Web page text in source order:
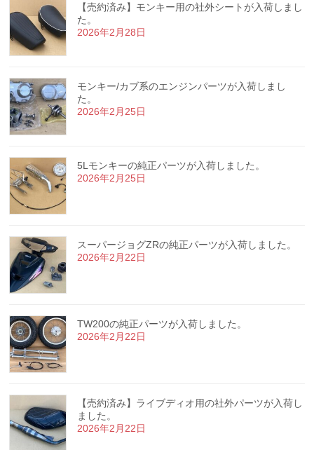
【売約済み】モンキー用の社外シートが入荷しまし
た。
2026年2月28日
モンキー/カブ系のエンジンパーツが入荷しまし
た。
2026年2月25日
5Lモンキーの純正パーツが入荷しました。
2026年2月25日
スーパージョグZRの純正パーツが入荷しました。
2026年2月22日
TW200の純正パーツが入荷しました。
2026年2月22日
【売約済み】ライブディオ用の社外パーツが入荷し
ました。
2026年2月22日